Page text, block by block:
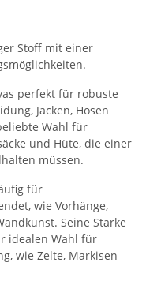
Stoff mit einer
perfekt für robuste
Jacken, Hosen
Wahl für
und Hüte, die einer
müssen.
für
wie Vorhänge,
Seine Stärke
idealen Wahl für
wie Zelte, Markisen